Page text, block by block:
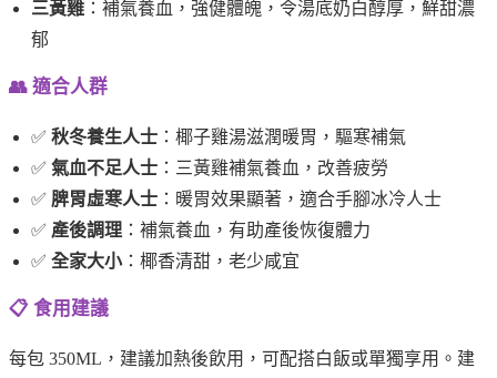
三黃雞 ：補氣養血，強健體魄，令湯底奶白醇厚，鮮甜濃
郁
👥 適合人群
✅ 秋冬養生人士 ：椰子雞湯滋潤暖胃，驅寒補氣
✅ 氣血不足人士 ：三黃雞補氣養血，改善疲勞
✅ 脾胃虛寒人士 ：暖胃效果顯著，適合手腳冰冷人士
✅ 產後調理 ：補氣養血，有助產後恢復體力
✅ 全家大小：椰香清甜，老少咸宜
📋 食用建議
每包 350ML，建議加熱後飲用，可配搭白飯或單獨享用。建